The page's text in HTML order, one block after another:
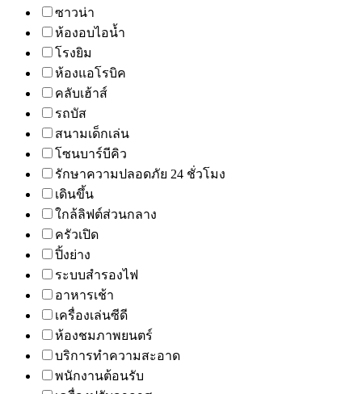
ซาวน่า
ห้องอบไอน้ำ
โรงยิม
ห้องแอโรบิค
คลับเฮ้าส์
รถบัส
สนามเด็กเล่น
โซนบาร์บีคิว
รักษาความปลอดภัย 24 ชั่วโมง
เดินขึ้น
ใกล้ลิฟต์ส่วนกลาง
ครัวเปิด
ปิ้งย่าง
ระบบสำรองไฟ
อาหารเช้า
เครื่องเล่นซีดี
ห้องชมภาพยนตร์
บริการทำความสะอาด
พนักงานต้อนรับ